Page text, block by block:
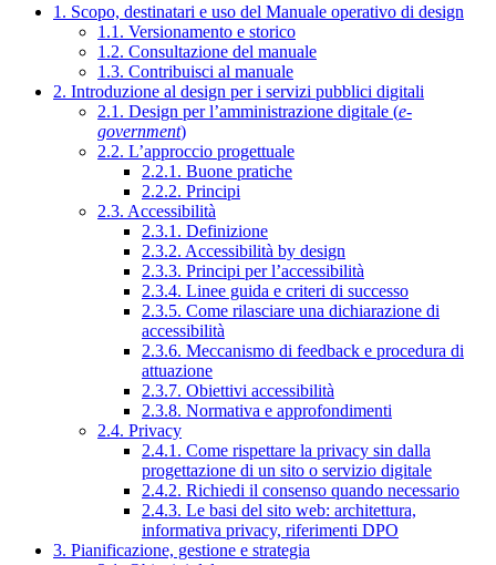
1. Scopo, destinatari e uso del Manuale operativo di design
1.1. Versionamento e storico
1.2. Consultazione del manuale
1.3. Contribuisci al manuale
2. Introduzione al design per i servizi pubblici digitali
2.1. Design per l’amministrazione digitale (e-
government)
2.2. L’approccio progettuale
2.2.1. Buone pratiche
2.2.2. Principi
2.3. Accessibilità
2.3.1. Definizione
2.3.2. Accessibilità by design
2.3.3. Principi per l’accessibilità
2.3.4. Linee guida e criteri di successo
2.3.5. Come rilasciare una dichiarazione di
accessibilità
2.3.6. Meccanismo di feedback e procedura di
attuazione
2.3.7. Obiettivi accessibilità
2.3.8. Normativa e approfondimenti
2.4. Privacy
2.4.1. Come rispettare la privacy sin dalla
progettazione di un sito o servizio digitale
2.4.2. Richiedi il consenso quando necessario
2.4.3. Le basi del sito web: architettura,
informativa privacy, riferimenti DPO
3. Pianificazione, gestione e strategia